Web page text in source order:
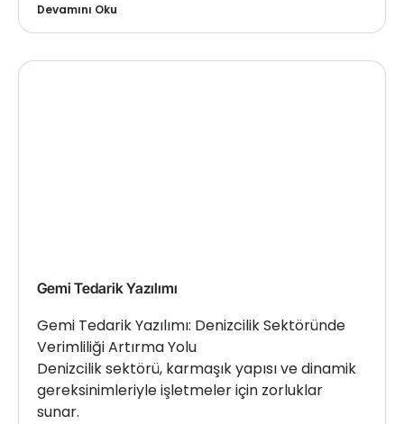
Devamını Oku
Gemi Tedarik Yazılımı
Gemi Tedarik Yazılımı: Denizcilik Sektöründe
Verimliliği Artırma Yolu
Denizcilik sektörü, karmaşık yapısı ve dinamik
gereksinimleriyle işletmeler için zorluklar
sunar.